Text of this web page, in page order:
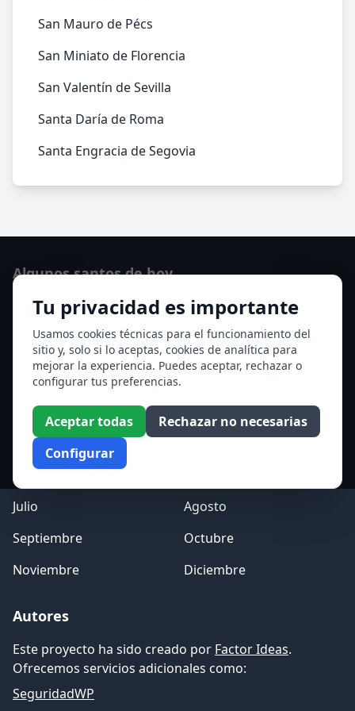
San Mauro de Pécs
San Miniato de Florencia
San Valentín de Sevilla
Santa Daría de Roma
Santa Engracia de Segovia
Tu privacidad es importante
Usamos cookies técnicas para el funcionamiento del
sitio y, solo si lo aceptas, cookies de analítica para
mejorar la experiencia. Puedes aceptar, rechazar o
configurar tus preferencias.
Aceptar todas
Rechazar no necesarias
Configurar
Algunos santos de hoy
Santo Domingo de Guzmán
Ver todos los santos de hoy
Acceso a los Meses
Enero
Febrero
Marzo
Abril
Mayo
Julio
Agosto
Septiembre
Octubre
Noviembre
Diciembre
Autores
Este proyecto ha sido creado por Factor Ideas.
Ofrecemos servicios adicionales como:
SeguridadWP